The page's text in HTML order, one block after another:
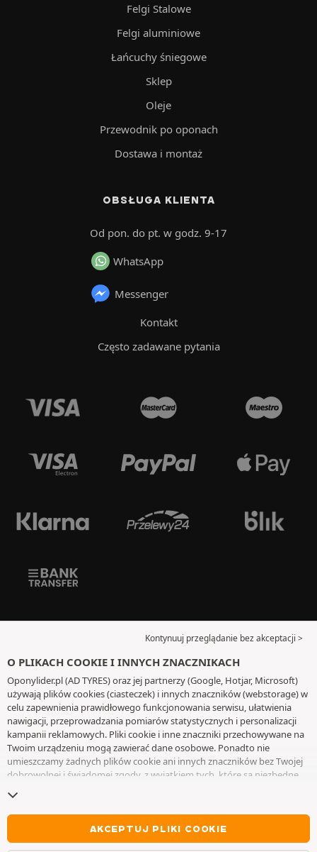
Felgi Stalowe
Felgi aluminiowe
Łańcuchy śniegowe
Sklep
Oleje
Przewodnik po oponach
Dostawa i montaż
OBSŁUGA KLIENTA
Od pon. do pt. w godz. 9-17
WhatsApp
Messenger
Kontakt
Często zadawane pytania
Kontynuuj przeglądanie bez akceptacji >
O PLIKACH COOKIE I INNYCH ZNACZNIKACH
Oponylider.pl (AD TYRES) oraz jej partnerzy (Google, Hotjar, Microsoft)
używają plików cookies (ciasteczek) i innych znaczników (webstorage) w
celu zapewnienia prawidłowego funkcjonowania serwisu, ułatwienia
nawigacji, przeprowadzania pomiarów statystycznych i personalizacji
kampanii reklamowych. Pliki cookie i inne znaczniki przechowywane na
Twoim urządzeniu mogą zawierać dane osobowe. Ponadto nie
umieszczamy żadnych plików cookie ani innych znaczników bez Twojej
dobrowolnej i świadomej zgody, z wyjątkiem tych, które są niezbędne
wycofać swoją zgodę w dowolnym momencie, przechodząc do
plikami cookie i innymi znacznikami. Możesz kontynuować przeglądanie
bez akceptowania plików cookie lub innych znaczników. Odmowa nie
wyklucza dostępu do usług AD TYRES. Aby uzyskać więcej informacji,
AKCEPTUJ PLIKI COOKIE